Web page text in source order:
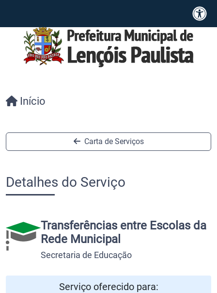
Início
Carta de Serviços
Detalhes do Serviço
Transferências entre Escolas da
Rede Municipal
Secretaria de Educação
Serviço oferecido para: